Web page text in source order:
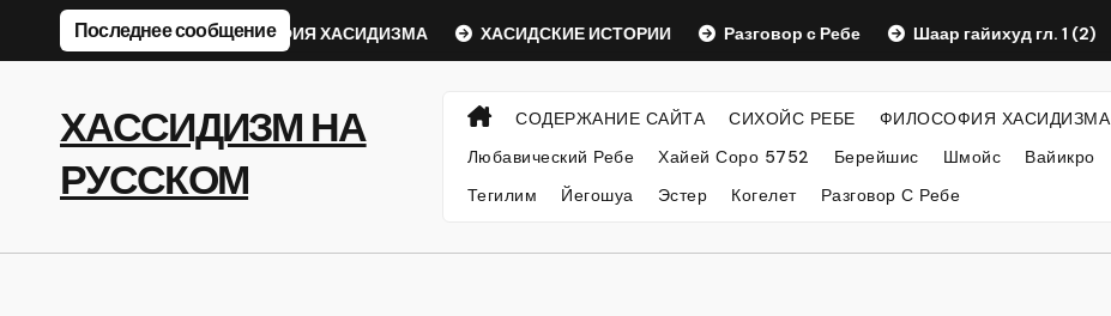
Перейти
Последнее сообщение
Ребе ФИЛОСОФИЯ ХАСИДИЗМА ХАСИДСКИЕ ИСТОРИИ Разговор с Ребе Шаар гайихуд гл. 1 (2)
ХАССИДИЗМ НА
РУССКОМ
СОДЕРЖАНИЕ САЙТА СИХОЙС РЕБЕ ФИЛОСОФИЯ ХАСИДИЗМА
Любавический Ребе
Хайей Соро 5752 Берейшис Шмойс Вайикро
Тегилим
Йегошуа Эстер Когелет Разговор С Ребе